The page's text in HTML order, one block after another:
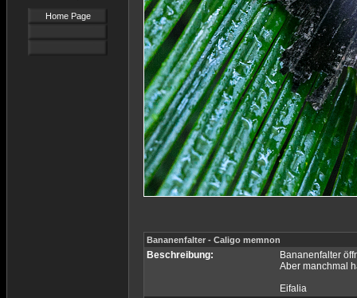
Home Page
Bananenfalter - Caligo memnon
Beschreibung:
Bananenfalter
Aber manchmal
Eifalia